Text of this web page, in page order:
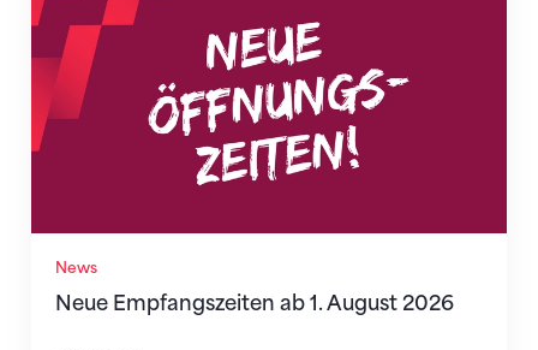
News
Neue Empfangszeiten ab 1. August 2026